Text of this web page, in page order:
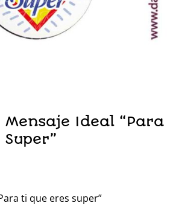
Mensaje Ideal “Para
Super”
ti que eres super”